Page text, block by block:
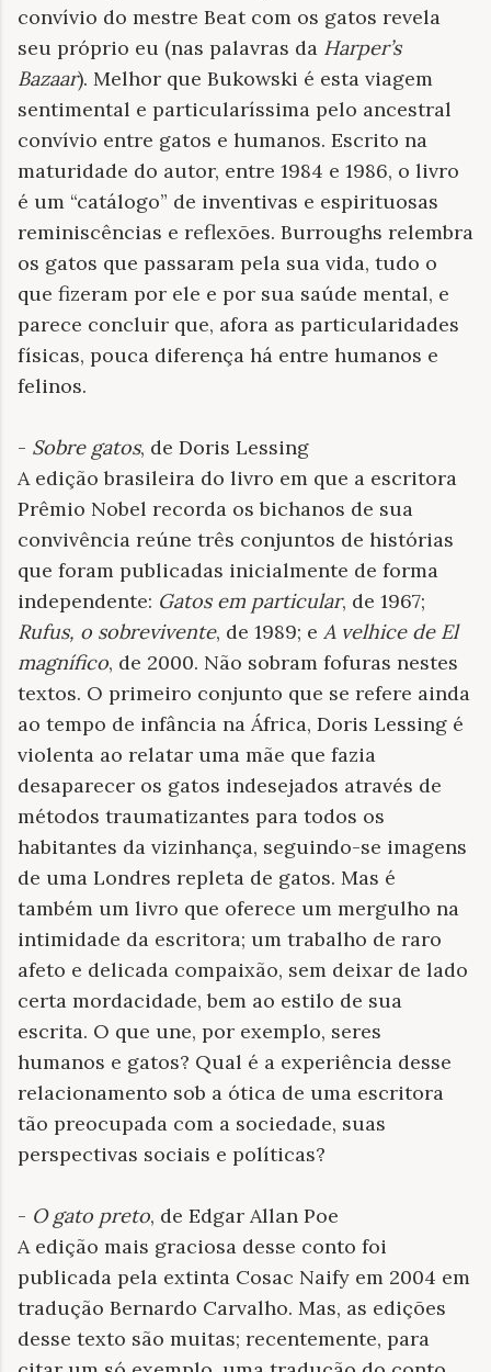
convívio do mestre Beat com os gatos revela
seu próprio eu (nas palavras da Harper’s
Bazaar). Melhor que Bukowski é esta viagem
sentimental e particularíssima pelo ancestral
convívio entre gatos e humanos. Escrito na
maturidade do autor, entre 1984 e 1986, o livro
é um “catálogo” de inventivas e espirituosas
reminiscências e reflexões. Burroughs relembra
os gatos que passaram pela sua vida, tudo o
que fizeram por ele e por sua saúde mental, e
parece concluir que, afora as particularidades
físicas, pouca diferença há entre humanos e
felinos.
- Sobre gatos, de Doris Lessing
A edição brasileira do livro em que a escritora
Prêmio Nobel recorda os bichanos de sua
convivência reúne três conjuntos de histórias
que foram publicadas inicialmente de forma
independente: Gatos em particular, de 1967;
Rufus, o sobrevivente, de 1989; e A velhice de El
magnífico, de 2000. Não sobram fofuras nestes
textos. O primeiro conjunto que se refere ainda
ao tempo de infância na África, Doris Lessing é
violenta ao relatar uma mãe que fazia
desaparecer os gatos indesejados através de
métodos traumatizantes para todos os
habitantes da vizinhança, seguindo-se imagens
de uma Londres repleta de gatos. Mas é
também um livro que oferece um mergulho na
intimidade da escritora; um trabalho de raro
afeto e delicada compaixão, sem deixar de lado
certa mordacidade, bem ao estilo de sua
escrita. O que une, por exemplo, seres
humanos e gatos? Qual é a experiência desse
relacionamento sob a ótica de uma escritora
tão preocupada com a sociedade, suas
perspectivas sociais e políticas?
- O gato preto, de Edgar Allan Poe
A edição mais graciosa desse conto foi
publicada pela extinta Cosac Naify em 2004 em
tradução Bernardo Carvalho. Mas, as edições
desse texto são muitas; recentemente, para